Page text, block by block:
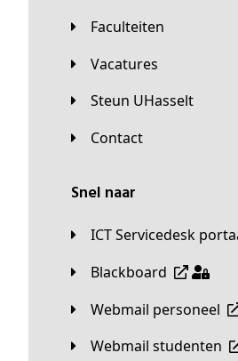
Faculteiten
Vacatures
Steun UHasselt
Contact
Snel naar
ICT Servicedesk
Blackboard
Webmail personeel
Webmail studenten